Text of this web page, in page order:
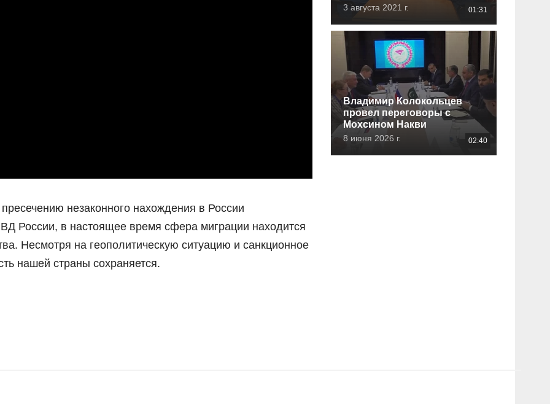
незаконного нахождения в России
России, в настоящее время сфера миграции находится
Несмотря на геополитическую ситуацию и санкционное
нашей страны сохраняется.
3 августа 2021 г. 01:31
Владимир Колокольцев
провел переговоры с
Мохсином Накви
8 июня 2026 г. 02:40